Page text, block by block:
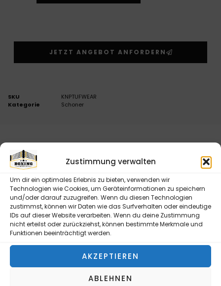
Zustimmung verwalten
Um dir ein optimales Erlebnis zu bieten, verwenden wir
Technologien wie Cookies, um Geräteinformationen zu speichern
und/oder darauf zuzugreifen. Wenn du diesen Technologien
zustimmst, können wir Daten wie das Surfverhalten oder eindeutige
IDs auf dieser Website verarbeiten. Wenn du deine Zustimmung
nicht erteilst oder zurückziehst, können bestimmte Merkmale und
Funktionen beeinträchtigt werden.
AKZEPTIEREN
ABLEHNEN
JETZT ANGEBOT ANFORDERN
SKU
KNPTUFWEAR
Kategorie
Schoner
TUF-WEAR Knieschoner, schwarz
Ihr professioneller Ausstatter für Boxringe,
Trainingsgeräte, MMA Cages und Zubehör mit
eigenem CAD & Design Team